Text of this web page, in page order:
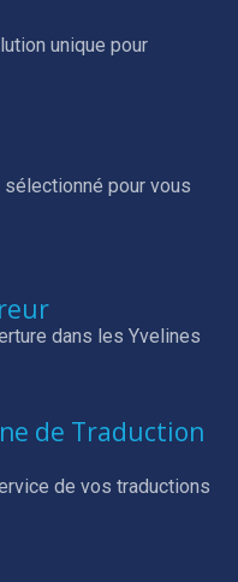
unique pour
sélectionné pour vous
dans les Yvelines
de Traduction
de vos traductions